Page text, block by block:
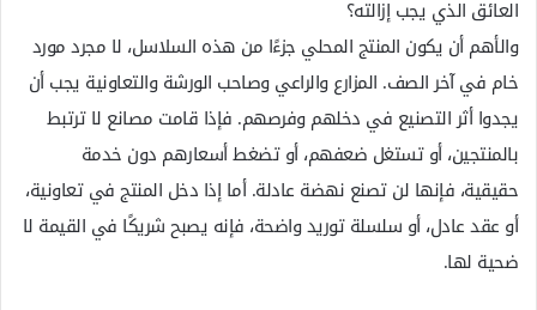
العائق الذي يجب إزالته؟
والأهم أن يكون المنتج المحلي جزءًا من هذه السلاسل، لا مجرد مورد
خام في آخر الصف. المزارع والراعي وصاحب الورشة والتعاونية يجب أن
يجدوا أثر التصنيع في دخلهم وفرصهم. فإذا قامت مصانع لا ترتبط
بالمنتجين، أو تستغل ضعفهم، أو تضغط أسعارهم دون خدمة
حقيقية، فإنها لن تصنع نهضة عادلة. أما إذا دخل المنتج في تعاونية،
أو عقد عادل، أو سلسلة توريد واضحة، فإنه يصبح شريكًا في القيمة لا
ضحية لها.